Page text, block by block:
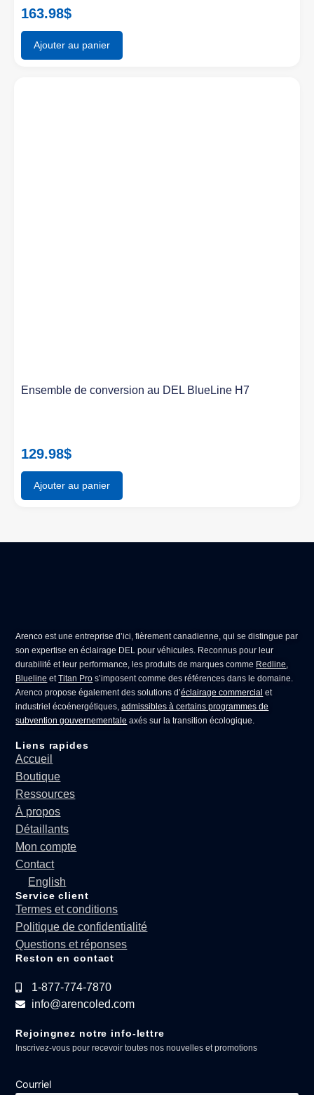
163.98$
Ajouter au panier
Ensemble de conversion au DEL BlueLine H7
129.98$
Ajouter au panier
Arenco est une entreprise d’ici, fièrement canadienne, qui se distingue par
son expertise enéclairage DEL pour véhicules. Reconnus pour leur
durabilité et leur performance, les produits de marques comme Redline,
Blueline etTitan Pro s’imposent comme des références dans le domaine.
Arenco propose également des solutions d’éclairage commercial et
industriel écoénergétiques,admissibles à certains programmes de
subvention gouvernementale axés sur la transition écologique.
Liens rapides
Accueil
Boutique
Ressources
À propos
Détaillants
Mon compte
Contact
English
Service client
Termes et conditions
Politique de confidentialité
Questions et réponses
Reston en contact
1-877-774-7870
info@arencoled.com
Rejoingnez notre info-lettre
Inscrivez-vous pour recevoir toutes nos nouvelles et promotions
Courriel